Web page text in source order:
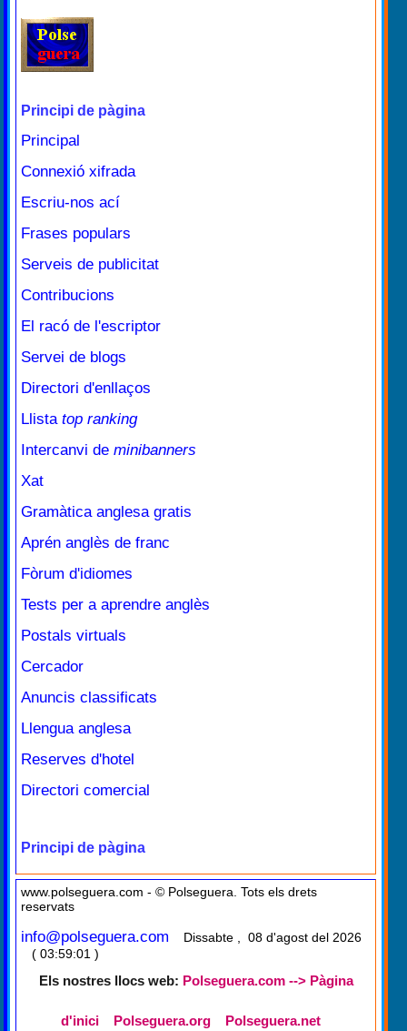
Principi de pàgina
Principal
Connexió xifrada
Escriu-nos ací
Frases populars
Serveis de publicitat
Contribucions
El racó de l'escriptor
Servei de blogs
Directori d'enllaços
Llista top ranking
Intercanvi de minibanners
Xat
Gramàtica anglesa gratis
Aprén anglès de franc
Fòrum d'idiomes
Tests per a aprendre anglès
Postals virtuals
Cercador
Anuncis classificats
Llengua anglesa
Reserves d'hotel
Directori comercial
Principi de pàgina
www.polseguera.com - © Polseguera. Tots els drets
reservats
info@polseguera.com
Dissabte , 08 d'agost del 2026
( 03:59:01 )
Els nostres llocs web: Polseguera.com --> Pàgina
d'inici Polseguera.org Polseguera.net